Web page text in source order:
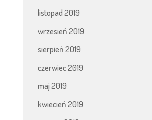
listopad 2019
wrzesień 2019
sierpień 2019
czerwiec 2019
maj 2019
kwiecień 2019